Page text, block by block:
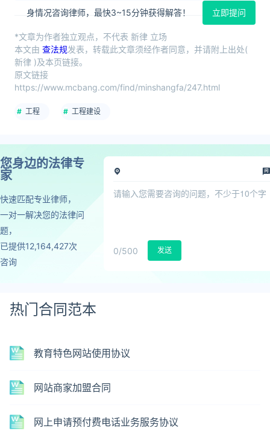
身情况咨询律师，最快3~15分钟获得解答！ 立即提问
*文章为作者独立观点，不代表 新律 立场
本文由 查法规发表，转载此文章须经作者同意，并请附上出处(
新律 )及本页链接。
原文链接
https://www.mcbang.com/find/minshangfa/247.html
工程 工程建设
您身边的法律专
家
快速匹配专业律师，
一对一解决您的法律问
题，
已提供12,164,427次
咨询
0/500 发送
热门合同范本
教育特色网站使用协议
网站商家加盟合同
网上申请预付费电话业务服务协议